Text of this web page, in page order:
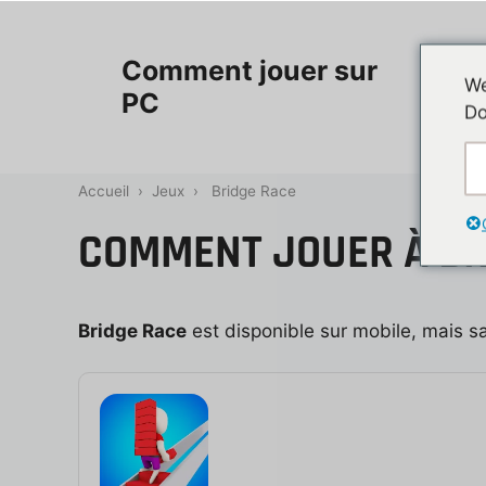
Comment jouer sur
PC
Accueil › Jeux › Bridge Race
COMMENT JOUER À
Bridge Race est disponible sur mobile, mais